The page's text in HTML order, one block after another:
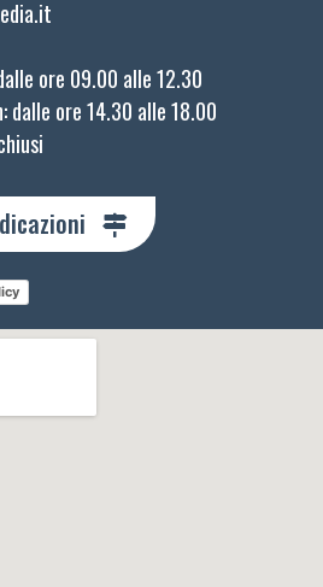
ore 09.00 alle 12.30
dalle ore 14.30 alle 18.00